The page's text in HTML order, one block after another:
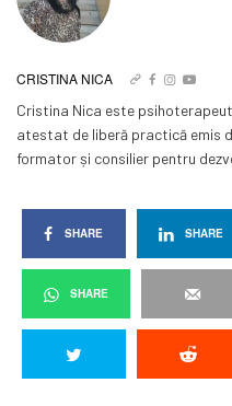
CRISTINA NICA
Cristina Nica este
atestat de liberă practică emis
formator și consilier pentru
SHARE SHARE
SHARE